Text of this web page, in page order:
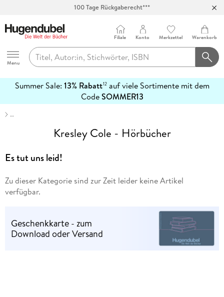
100 Tage Rückgaberecht***
Hugendubel
Menu
Filiale Konto Merkzettel Warenkorb
Summer Sale: 13% Rabatt12auf viele Sortimente mit dem
CodeSOMMER13
erfahren
…
Kresley Cole - Hörbücher
Es tut uns leid!
Zu dieser Kategorie sind zur Zeit leider keine Artikel
verfügbar.
Geschenkkarte - zum
Download oder Versand